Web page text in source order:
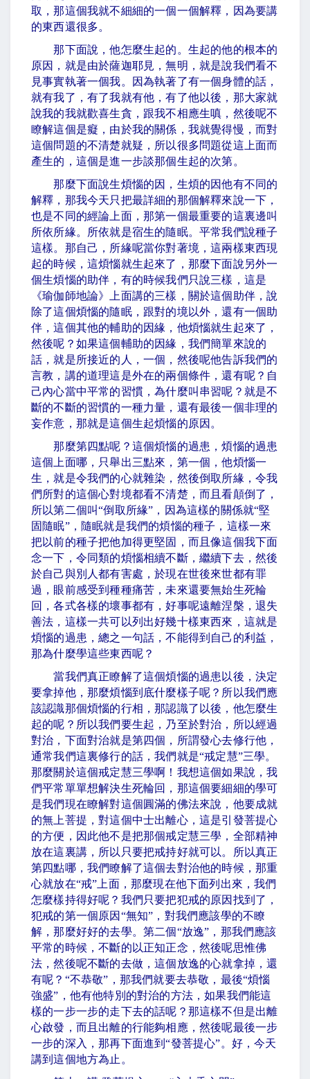
取，那這個我就不細細的一個一個解釋，因為要講
的東西還很多。
那下面說，他怎麼生起的。生起的他的根本的
原因，就是由於薩迦耶見，無明，就是說我們看不
見事實執著一個我。因為執著了有一個身體的話，
就有我了，有了我就有他，有了他以後，那大家就
說我的我就歡喜生貪，跟我不相應生嗔，然後呢不
瞭解這個是癡，由於我的關係，我就覺得慢，而對
這個問題的不清楚就疑，所以很多問題從這上面而
產生的，這個是進一步談那個生起的次第。
那麼下面說生煩惱的因，生煩的因他有不同的
解釋，那我今天只把最詳細的那個解釋來說一下，
也是不同的經論上面，那第一個最重要的這裏邊叫
所依所緣。所依就是宿生的隨眠。平常我們說種子
這樣。那自己，所緣呢當你對著境，這兩樣東西現
起的時候，這煩惱就生起來了，那麼下面說另外一
個生煩惱的助伴，有的時候我們只說三樣，這是
《瑜伽師地論》上面講的三樣，關於這個助伴，說
除了這個煩惱的隨眠，跟對的境以外，還有一個助
伴，這個其他的輔助的因緣，他煩惱就生起來了，
然後呢？如果這個輔助的因緣，我們簡單來說的
話，就是所接近的人，一個，然後呢他告訴我們的
言教，講的道理這是外在的兩個條件，還有呢？自
己內心當中平常的習慣，為什麼叫串習呢？就是不
斷的不斷的習慣的一種力量，還有最後一個非理的
妄作意，那就是這個生起煩惱的原因。
那麼第四點呢？這個煩惱的過患，煩惱的過患
這個上面哪，只舉出三點來，第一個，他煩惱一
生，就是令我們的心就雜染，然後倒取所緣，令我
們所對的這個心對境都看不清楚，而且看顛倒了，
所以第二個叫“倒取所緣” ，因為這樣的關係就“堅
固隨眠”，隨眠就是我們的煩惱的種子，這樣一來
把以前的種子把他加得更堅固，而且像這個我下面
念一下，令同類的煩惱相續不斷，繼續下去，然後
於自己與別人都有害處，於現在世後來世都有罪
過，眼前感受到種種痛苦，未來還要無始生死輪
回，各式各樣的壞事都有，好事呢遠離涅槃，退失
善法，這樣一共可以列出好幾十樣東西來，這就是
煩惱的過患，總之一句話，不能得到自己的利益，
那為什麼學這些東西呢？
當我們真正瞭解了這個煩惱的過患以後，決定
要拿掉他，那麼煩惱到底什麼樣子呢？所以我們應
該認識那個煩惱的行相，那認識了以後，他怎麼生
起的呢？所以我們要生起，乃至於對治，所以經過
對治，下面對治就是第四個，所謂發心去修行他，
通常我們這裏修行的話，我們就是“戒定慧”三學。
那麼關於這個戒定慧三學啊！我想這個如果說，我
們平常單單想解決生死輪回，那這個要細細的學可
是我們現在瞭解對這個圓滿的佛法來說，他要成就
的無上菩提，對這個中士出離心，這是引發菩提心
的方便，因此他不是把那個戒定慧三學，全部精神
放在這裏講，所以只要把戒持好就可以。所以真正
第四點哪，我們瞭解了這個去對治他的時候，那重
心就放在“戒” 上面，那麼現在他下面列出來，我們
怎麼樣持得好呢？我們只要把犯戒的原因找到了，
犯戒的第一個原因 “無知” ，對我們應該學的不瞭
解，那麼好好的去學。第二個“放逸” ，那我們應該
平常的時候，不斷的以正知正念，然後呢思惟佛
法，然後呢不斷的去做，這個放逸的心就拿掉，還
有呢？ “不恭敬” ，那我們就要去恭敬，最後“煩惱
強盛” ，他有他特別的對治的方法，如果我們能這
樣的一步一步的走下去的話呢？那這樣不但是出離
心啟發，而且出離的行能夠相應，然後呢最後一步
一步的深入，那再下面進到“發菩提心”。好，今天
講到這個地方為止。